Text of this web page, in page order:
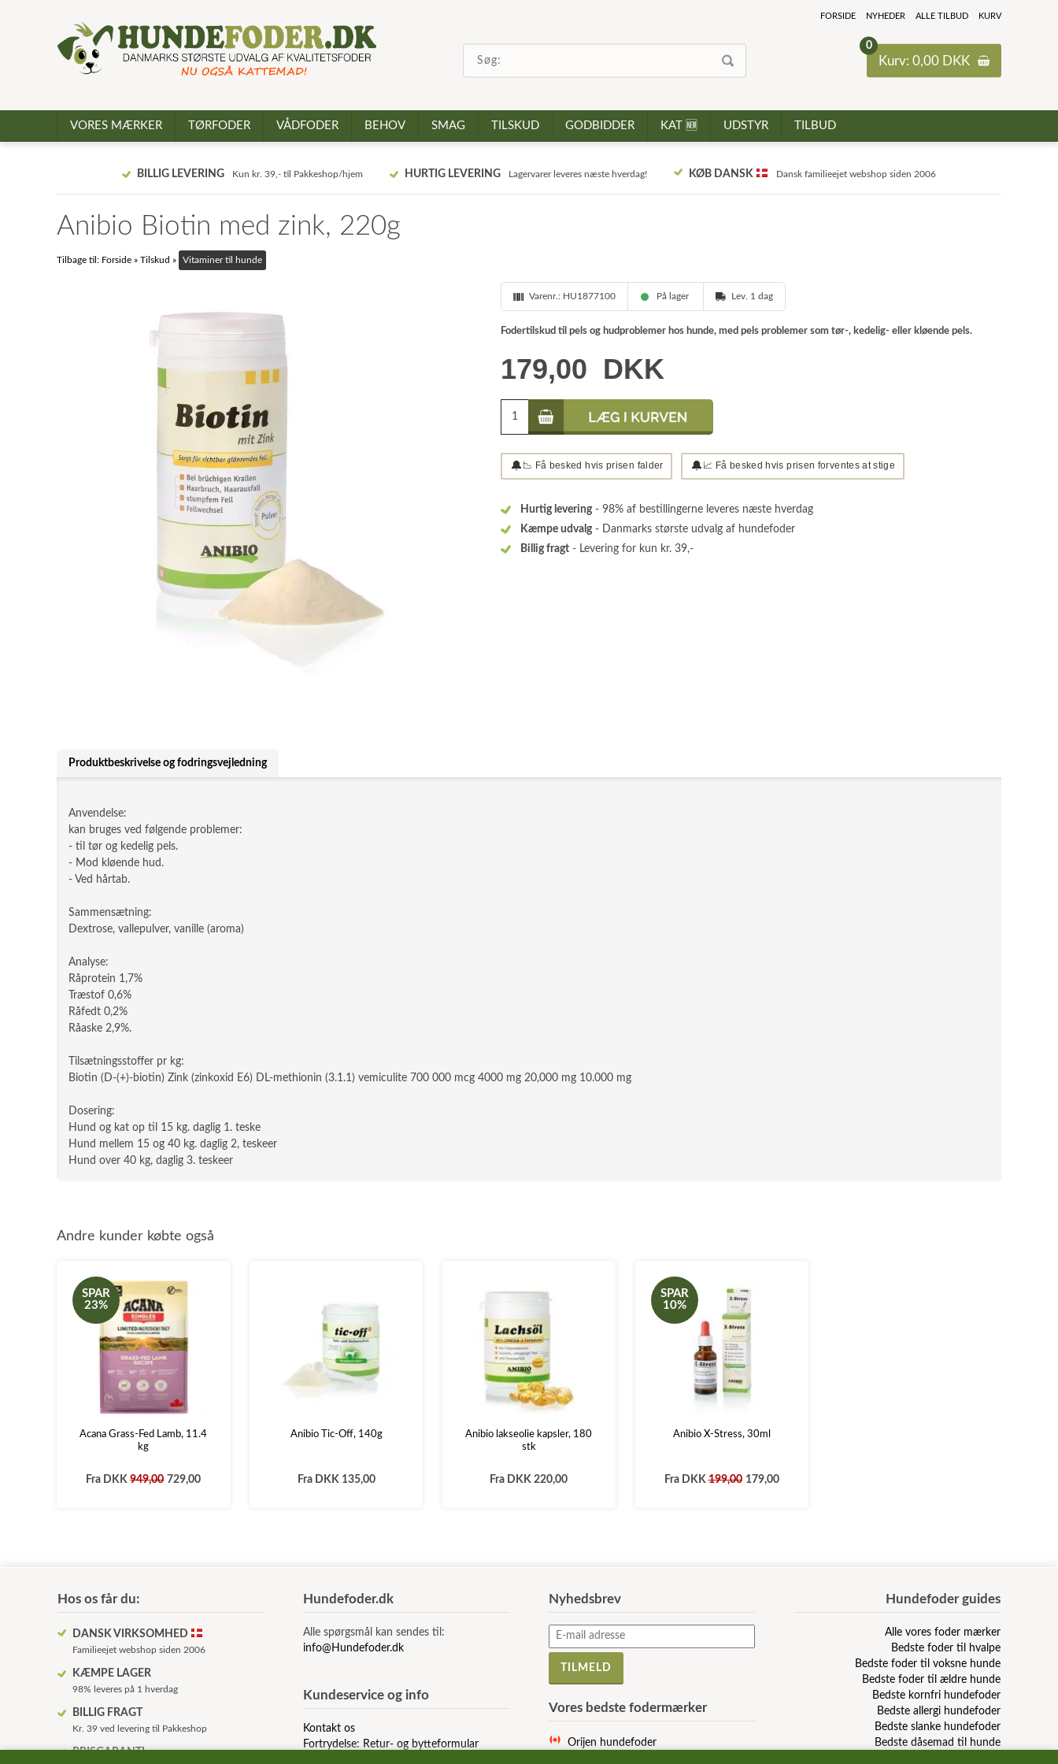
0
Kurv: 0,00 DKK
FORSIDE NYHEDER ALLE TILBUD KURV
VORES MÆRKER TØRFODER VÅDFODER BEHOV SMAG TILSKUD GODBIDDER KAT 🆕 UDSTYR TILBUD
BILLIG LEVERING Kun kr. 39,- til Pakkeshop/hjem HURTIG LEVERING Lagervarer leveres næste hverdag! KØB DANSK Dansk familieejet webshop siden 2006
Anibio Biotin med zink, 220g
Tilbage til: Forside » Tilskud » Vitaminer til hunde
Varenr.: HU1877100 På lager Lev. 1 dag
Fodertilskud til pels og hudproblemer hos hunde, med pels problemer som tør-, kedelig- eller kløende pels.
179,00 DKK
🔔 📉 Få besked hvis prisen falder 🔔 📈 Få besked hvis prisen forventes at stige
Hurtig levering- 98% af bestillingerne leveres næste hverdag
Kæmpe udvalg- Danmarks største udvalg af hundefoder
Billig fragt - Levering for kun kr. 39,-
Produktbeskrivelse og fodringsvejledning
Anvendelse:
kan bruges ved følgende problemer:
- til tør og kedelig pels.
- Mod kløende hud.
- Ved hårtab.
Sammensætning:
Dextrose, vallepulver, vanille (aroma)
Analyse:
Råprotein 1,7%
Træstof 0,6%
Råfedt 0,2%
Råaske 2,9%.
Tilsætningsstoffer pr kg:
Biotin (D-(+)-biotin) Zink (zinkoxid E6) DL-methionin (3.1.1) vemiculite 700 000 mcg 4000 mg 20,000 mg 10.000 mg
Dosering:
Hund og kat op til 15 kg. daglig 1. teske
Hund mellem 15 og 40 kg. daglig 2, teskeer
Hund over 40 kg, daglig 3. teskeer
Andre kunder købte også
SPAR
23%
Acana Grass-Fed Lamb, 11.4
kg
Fra DKK949,00 729,00
Anibio Tic-Off, 140g
Fra DKK 135,00
Anibio lakseolie kapsler, 180
stk
Fra DKK 220,00
SPAR
10%
Anibio X-Stress, 30ml
Fra DKK199,00 179,00
Hos os får du:
DANSK VIRKSOMHED
Familieejet webshop siden 2006
KÆMPE LAGER
98% leveres på 1 hverdag
BILLIG FRAGT
Kr. 39 ved levering til Pakkeshop
PRISGARANTI
Hundefoder.dk
Alle spørgsmål kan sendes til:
info@Hundefoder.dk
Kundeservice og info
Kontakt os
Fortrydelse: Retur- og bytteformular
Nyhedsbrev
Vores bedste fodermærker
Orijen hundefoder
Hundefoder guides
Alle vores foder mærker
Bedste foder til hvalpe
Bedste foder til voksne hunde
Bedste foder til ældre hunde
Bedste kornfri hundefoder
Bedste allergi hundefoder
Bedste slanke hundefoder
Bedste dåsemad til hunde